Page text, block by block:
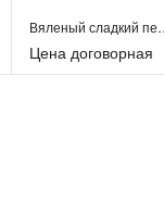
Цена договорная